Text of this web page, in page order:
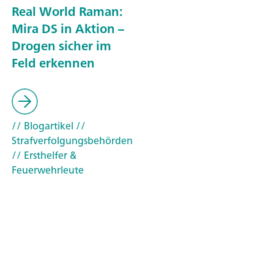
Real World Raman:
Mira DS in Aktion –
Drogen sicher im
Feld erkennen
// Blogartikel //
Strafverfolgungsbehörden
// Ersthelfer &
Feuerwehrleute